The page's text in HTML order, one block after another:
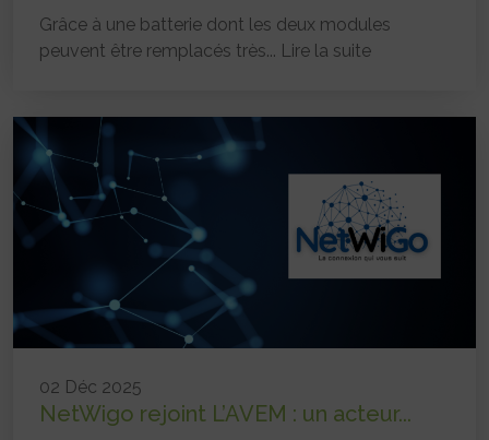
Grâce à une batterie dont les deux modules
peuvent être remplacés très... Lire la suite
02 Déc 2025
NetWigo rejoint L’AVEM : un acteur...